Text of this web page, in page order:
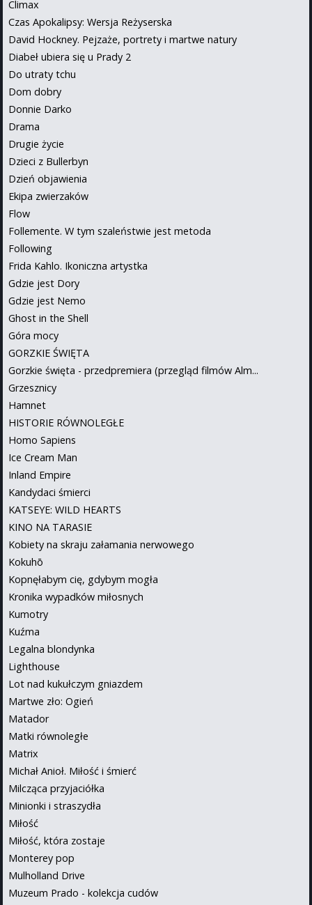
Climax
Czas Apokalipsy: Wersja Reżyserska
David Hockney. Pejzaże, portrety i martwe natury
Diabeł ubiera się u Prady 2
Do utraty tchu
Dom dobry
Donnie Darko
Drama
Drugie życie
Dzieci z Bullerbyn
Dzień objawienia
Ekipa zwierzaków
Flow
Follemente. W tym szaleństwie jest metoda
Following
Frida Kahlo. Ikoniczna artystka
Gdzie jest Dory
Gdzie jest Nemo
Ghost in the Shell
Góra mocy
GORZKIE ŚWIĘTA
Gorzkie święta - przedpremiera (przegląd filmów Alm...
Grzesznicy
Hamnet
HISTORIE RÓWNOLEGŁE
Homo Sapiens
Ice Cream Man
Inland Empire
Kandydaci śmierci
KATSEYE: WILD HEARTS
KINO NA TARASIE
Kobiety na skraju załamania nerwowego
Kokuhō
Kopnęłabym cię, gdybym mogła
Kronika wypadków miłosnych
Kumotry
Kuźma
Legalna blondynka
Lighthouse
Lot nad kukułczym gniazdem
Martwe zło: Ogień
Matador
Matki równoległe
Matrix
Michał Anioł. Miłość i śmierć
Milcząca przyjaciółka
Minionki i straszydła
Miłość
Miłość, która zostaje
Monterey pop
Mulholland Drive
Muzeum Prado - kolekcja cudów